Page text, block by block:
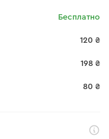
Бесплатно
120 ₴
198 ₴
80 ₴